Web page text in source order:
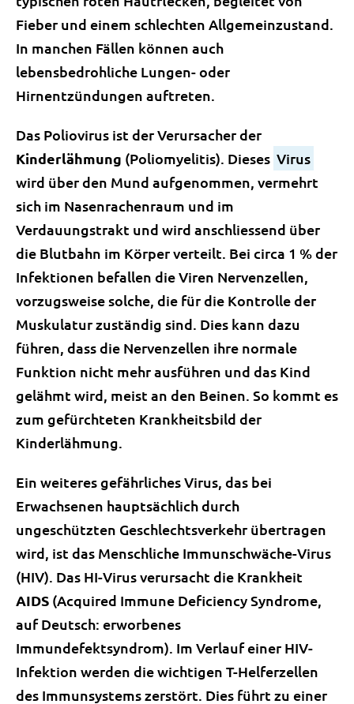
Fieber und einem schlechten Allgemeinzustand.
In manchen Fällen können auch
lebensbedrohliche Lungen- oder
Hirnentzündungen auftreten.
Das Poliovirus ist der Verursacher der
Kinderlähmung (Poliomyelitis). Dieses Virus
wird über den Mund aufgenommen, vermehrt
sich im Nasenrachenraum und im
Verdauungstrakt und wird anschliessend über
die Blutbahn im Körper verteilt. Bei circa 1 % der
Infektionen befallen die Viren Nervenzellen,
vorzugsweise solche, die für die Kontrolle der
Muskulatur zuständig sind. Dies kann dazu
führen, dass die Nervenzellen ihre normale
Funktion nicht mehr ausführen und das Kind
gelähmt wird, meist an den Beinen. So kommt es
zum gefürchteten Krankheitsbild der
Kinderlähmung.
Ein weiteres gefährliches Virus, das bei
Erwachsenen hauptsächlich durch
ungeschützten Geschlechtsverkehr übertragen
wird, ist das Menschliche Immunschwäche-Virus
(HIV). Das HI-Virus verursacht die Krankheit
AIDS (Acquired Immune Deficiency Syndrome,
auf Deutsch: erworbenes
Immundefektsyndrom). Im Verlauf einer HIV-
Infektion werden die wichtigen T-Helferzellen
des Immunsystems zerstört. Dies führt zu einer